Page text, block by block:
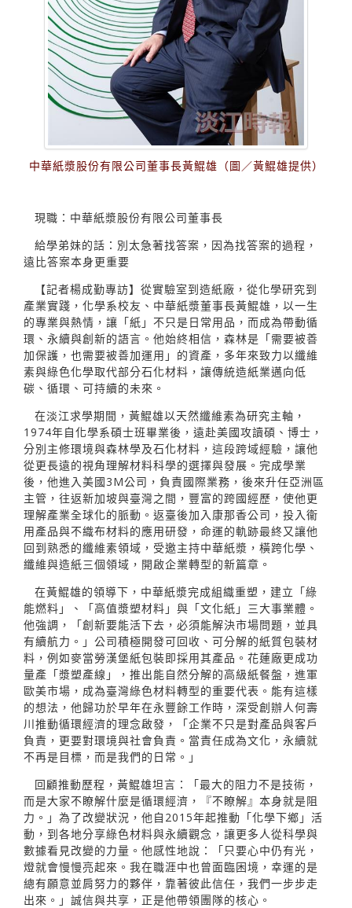
中華紙漿股份有限公司董事長黃鯤雄（圖／黃鯤雄提供）
現職：中華紙漿股份有限公司董事長
給學弟妹的話：別太急著找答案，因為找答案的過程，
遠比答案本身更重要
【記者楊成勤專訪】從實驗室到造紙廠，從化學研究到
產業實踐，化學系校友、中華紙漿董事長黃鯤雄，以一生
的專業與熱情，讓「紙」不只是日常用品，而成為帶動循
環、永續與創新的語言。他始終相信，森林是「需要被善
加保護，也需要被善加運用」的資產，多年來致力以纖維
素與綠色化學取代部分石化材料，讓傳統造紙業邁向低
碳、循環、可持續的未來。
在淡江求學期間，黃鯤雄以天然纖維素為研究主軸，
1974年自化學系碩士班畢業後，遠赴美國攻讀碩、博士，
分別主修環境與森林學及石化材料，這段跨域經驗，讓他
從更長遠的視角理解材料科學的選擇與發展。完成學業
後，他進入美國3M公司，負責國際業務，後來升任亞洲區
主管，往返新加坡與臺灣之間，豐富的跨國經歷，使他更
理解產業全球化的脈動。返臺後加入康那香公司，投入衞
用產品與不織布材料的應用研發，命運的軌跡最終又讓他
回到熟悉的纖維素領域，受邀主持中華紙漿，橫跨化學、
纖維與造紙三個領域，開啟企業轉型的新篇章。
在黃鯤雄的領導下，中華紙漿完成組織重塑，建立「綠
能燃料」、「高值漿塑材料」與「文化紙」三大事業體。
他強調，「創新要能活下去，必須能解決市場問題，並具
有續航力。」公司積極開發可回收、可分解的紙質包裝材
料，例如麥當勞漢堡紙包裝即採用其產品。花蓮廠更成功
量產「漿塑產線」，推出能自然分解的高級紙餐盤，進軍
歐美市場，成為臺灣綠色材料轉型的重要代表。能有這樣
的想法，他歸功於早年在永豐餘工作時，深受創辦人何壽
川推動循環經濟的理念啟發，「企業不只是對產品與客戶
負責，更要對環境與社會負責。當責任成為文化，永續就
不再是目標，而是我們的日常。」
回顧推動歷程，黃鯤雄坦言：「最大的阻力不是技術，
而是大家不瞭解什麼是循環經濟，『不瞭解』本身就是阻
力。」為了改變狀況，他自2015年起推動「化學下鄉」活
動，到各地分享綠色材料與永續觀念，讓更多人從科學與
數據看見改變的力量。他感性地說：「只要心中仍有光，
燈就會慢慢亮起來。我在職涯中也曾面臨困境，幸運的是
總有願意並肩努力的夥伴，靠著彼此信任，我們一步步走
出來。」誠信與共享，正是他帶領團隊的核心。